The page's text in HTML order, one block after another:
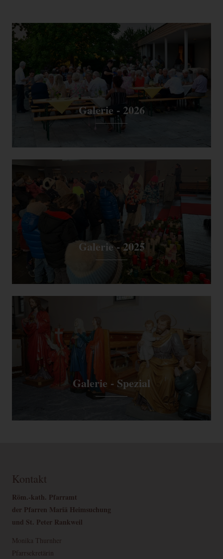
Galerie - 2026
Galerie - 2025
Galerie - Spezial
Kontakt
Röm.-kath. Pfarramt
der Pfarren Mariä Heimsuchung
und St. Peter Rankweil
Monika Thurnher
Pfarrsekretärin